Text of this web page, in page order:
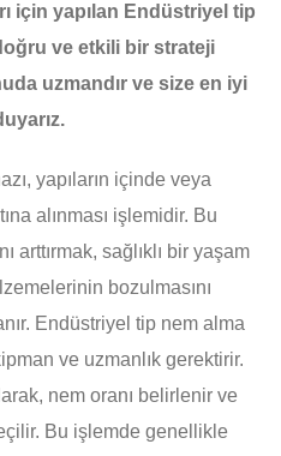
için yapılan Endüstriyel tip
ve etkili bir strateji
uzmandır ve size en iyi
yapıların içinde veya
alınması işlemidir. Bu
arttırmak, sağlıklı bir yaşam
bozulmasını
Endüstriyel tip nem alma
ve uzmanlık gerektirir.
nem oranı belirlenir ve
Bu işlemde genellikle